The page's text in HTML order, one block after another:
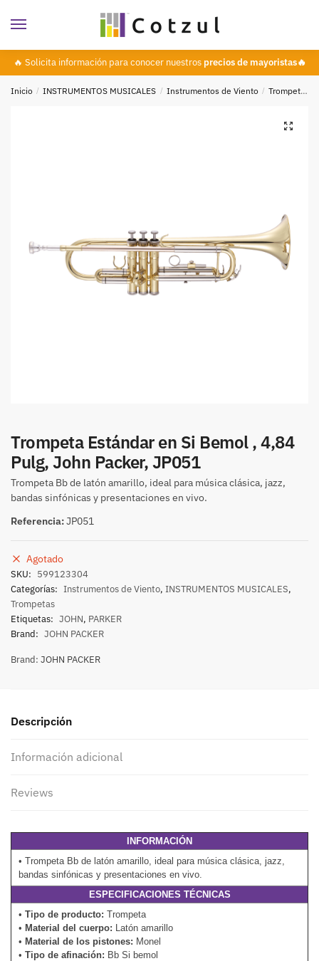
🔥 Solicita información para conocer nuestros precios de mayoristas🔥
Inicio / INSTRUMENTOS MUSICALES / Instrumentos de Viento / Trompetas
🔍
Trompeta Estándar en Si Bemol , 4,84
Pulg, John Packer, JP051
Trompeta Bb de latón amarillo, ideal para música clásica, jazz,
bandas sinfónicas y presentaciones en vivo.
Referencia:JP051
Agotado
SKU: 599123304
Categorías: Instrumentos de Viento, INSTRUMENTOS MUSICALES,
Trompetas
Etiquetas: JOHN, PARKER
Brand: JOHN PACKER
Brand: JOHN PACKER
Descripción
Información adicional
Reviews
INFORMACIÓN
• Trompeta Bb de latón amarillo, ideal para música clásica, jazz,
bandas sinfónicas y presentaciones en vivo.
ESPECIFICACIONES TÉCNICAS
• Tipo de producto: Trompeta
• Material del cuerpo: Latón amarillo
• Material de los pistones: Monel
• Tipo de afinación: Bb Si bemol